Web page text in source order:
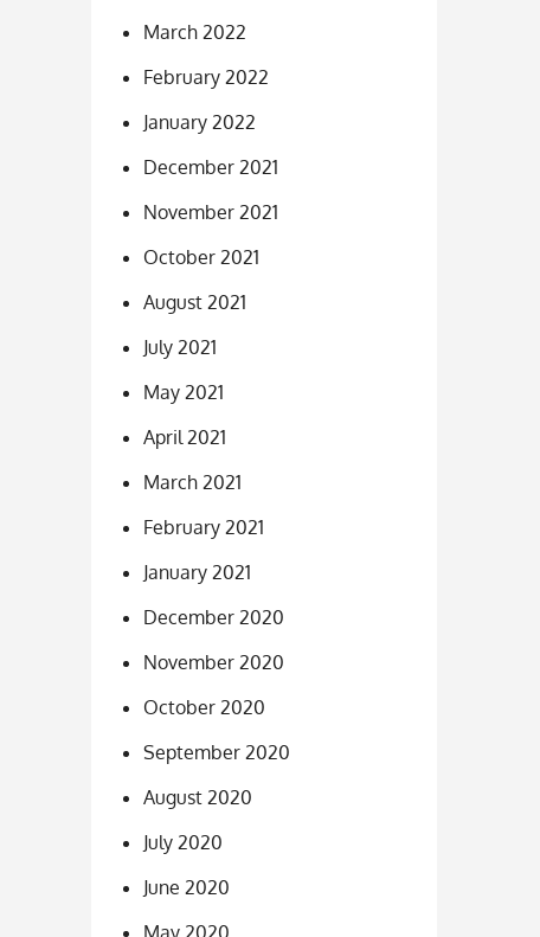
March 2022
February 2022
January 2022
December 2021
November 2021
October 2021
August 2021
July 2021
May 2021
April 2021
March 2021
February 2021
January 2021
December 2020
November 2020
October 2020
September 2020
August 2020
July 2020
June 2020
May 2020